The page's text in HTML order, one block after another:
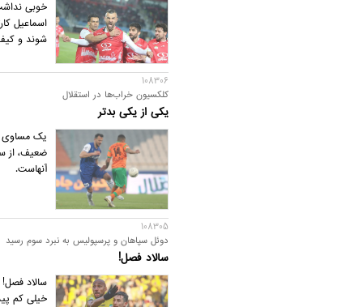
خوبی
اسماعیل
شوند و
108306
کلکسیون خراب‌ها در استقلال
یکی از یکی بدتر
یک مساوی
ضعیف، از
آنهاست.
108305
دوئل سپاهان و پرسپولیس به نبرد سوم رسید
سالاد فصل!
سالاد فصل!
خیلی کم